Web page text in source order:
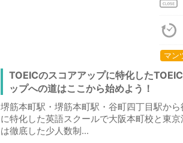
マン
TOEICのスコアアップに特化した
ップへの道はここから始めよう！
堺筋本町駅・堺筋本町駅・谷町四丁目駅か
に特化した英語スクールで大阪本町校と東
は徹底した少人数制...